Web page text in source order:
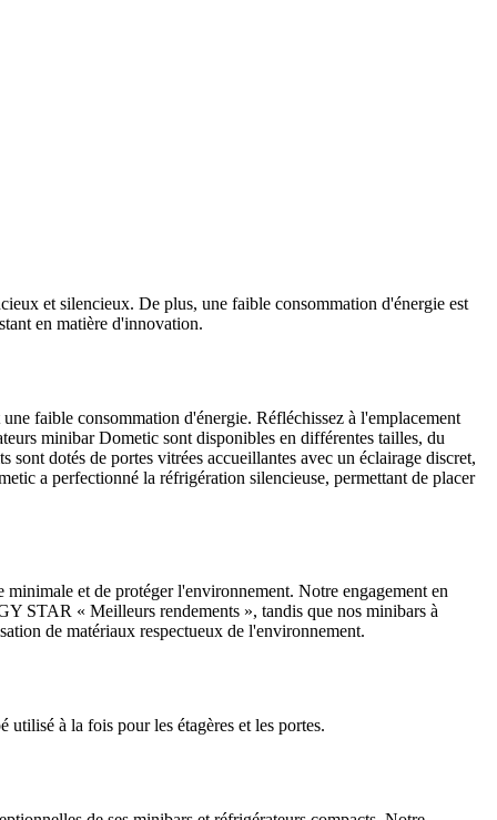
et silencieux. De plus, une faible consommation d'énergie est
en matière d'innovation.
faible consommation d'énergie. Réfléchissez à l'emplacement
minibar Dometic sont disponibles en différentes tailles, du
dotés de portes vitrées accueillantes avec un éclairage discret,
a perfectionné la réfrigération silencieuse, permettant de placer
et de protéger l'environnement. Notre engagement en
STAR « Meilleurs rendements », tandis que nos minibars à
de matériaux respectueux de l'environnement.
utilisé à la fois pour les étagères et les portes.